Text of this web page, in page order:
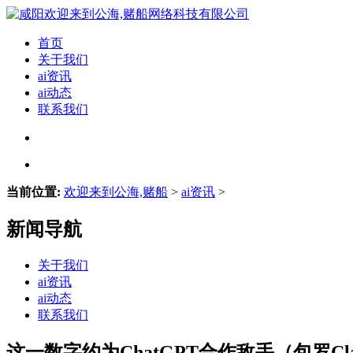
首页
关于我们
ai资讯
ai动态
联系我们
当前位置: 欢迎来到公海,赌船 > ai资讯 >
新闻导航
关于我们
ai资讯
ai动态
联系我们